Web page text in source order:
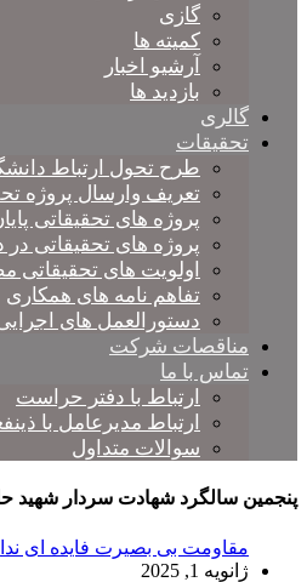
گازی
کمیته ها
آرشیو اخبار
بازدید ها
گالری
تحقیقات
طرح تحول ارتباط
تعریف وارسال پروژه
پروژه های تحقیقاتی
پروژه های تحقیقاتی در
اولویت های تحقیقاتی
تفاهم نامه های همکاری
دستورالعمل های
مناقصات شرکت
تماس با ما
ارتباط با دفتر حراست
ارتباط مدیرعامل با
سوالات متداول
پنجمین سالگرد شهادت سردار شهید
مقاومت بی بصیرت فایده ای
ژانویه 1, 2025